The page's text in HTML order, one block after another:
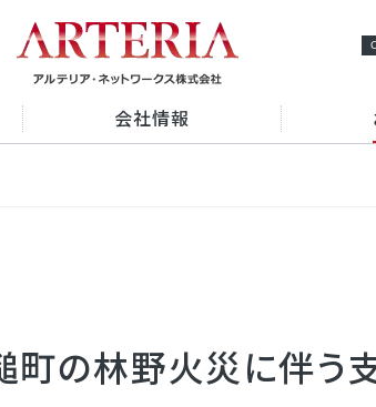
クラウド接続 データセンター
e-mansion
会社情報
アルテリアグループの多様な
中途採用情報
町の林野火災に伴う